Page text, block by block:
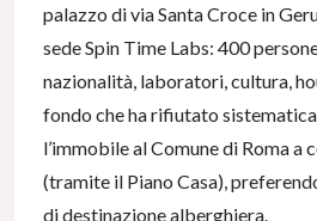
palazzo di via Santa Croce in
sede Spin Time Labs: 400
nazionalità, laboratori, cultura,
fondo che ha rifiutato
l’immobile al Comune di Roma a
(tramite il Piano Casa),
di destinazione alberghiera.